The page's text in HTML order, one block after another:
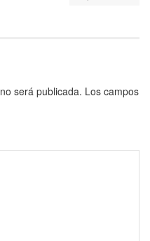
será publicada. Los campos